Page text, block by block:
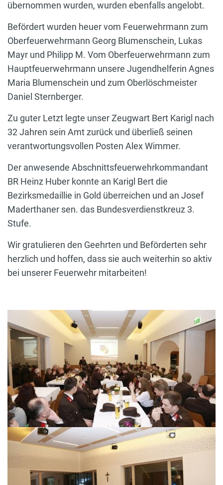
übernommen wurden, wurden ebenfalls angelobt.
Befördert wurden heuer vom Feuerwehrmann zum
Oberfeuerwehrmann Georg Blumenschein, Lukas
Mayr und Philipp M. Vom Oberfeuerwehrmann zum
Hauptfeuerwehrmann unsere Jugendhelferin Agnes
Maria Blumenschein und zum Oberlöschmeister
Daniel Sternberger.
Zu guter Letzt legte unser Zeugwart Bert Karigl nach
32 Jahren sein Amt zurück und überließ seinen
verantwortungsvollen Posten Alex Wimmer.
Der anwesende Abschnittsfeuerwehrkommandant
BR Heinz Huber konnte an Karigl Bert die
Bezirksmedaillie in Gold überreichen und an Josef
Maderthaner sen. das Bundesverdienstkreuz 3.
Stufe.
Wir gratulieren den Geehrten und Beförderten sehr
herzlich und hoffen, dass sie auch weiterhin so aktiv
bei unserer Feuerwehr mitarbeiten!